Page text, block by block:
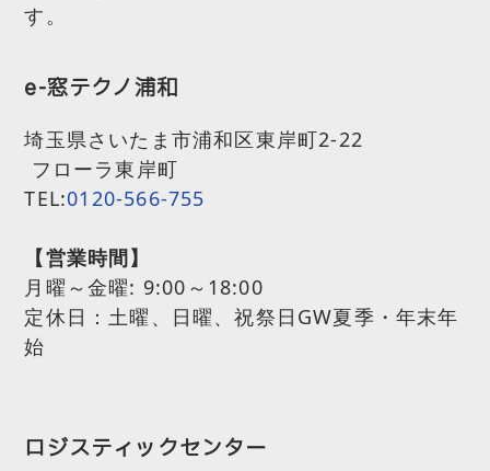
す。
e-窓テクノ浦和
埼玉県さいたま市浦和区東岸町2-22
フローラ東岸町
TEL:0120-566-755
【営業時間】
月曜～金曜: 9:00～18:00
定休日：土曜、日曜、祝祭日GW夏季・年末年
始
ロジスティックセンター